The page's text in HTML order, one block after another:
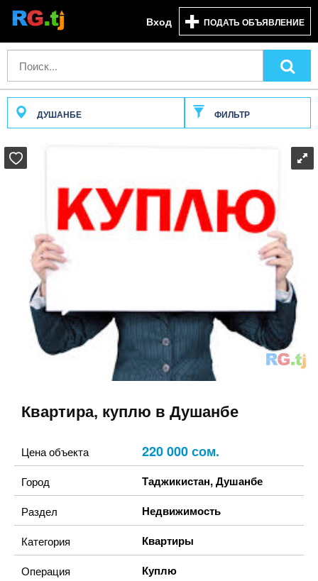
Вход ПОДАТЬ ОБЪЯВЛЕНИЕ
ДУШАНБЕ ФИЛЬТР
Квартира, куплю в Душанбе
Цена объекта 220 000 сом.
Город Таджикистан,Душанбе
Раздел Недвижимость
Категория Квартиры
Операция Куплю